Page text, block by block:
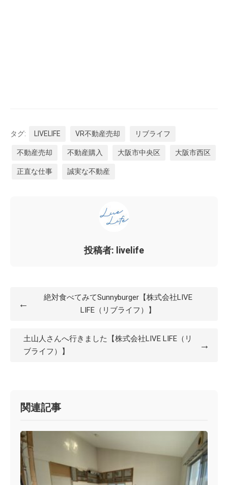
タグ: LIVELIFE VR不動産売却 リブライフ
不動産売却 不動産購入 大阪市中央区 大阪市西区
正直な仕事 誠実な不動産
投稿者: livelife
←
絶対食べてみてSunnyburger【株式会社LIVE
LIFE（リブライフ）】
土山人さんへ行きました【株式会社LIVE LIFE（リ
ブライフ）】
→
関連記事